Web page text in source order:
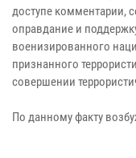
доступе комментарии,
оправдание и
военизированного
признанного
совершении
По данному факту